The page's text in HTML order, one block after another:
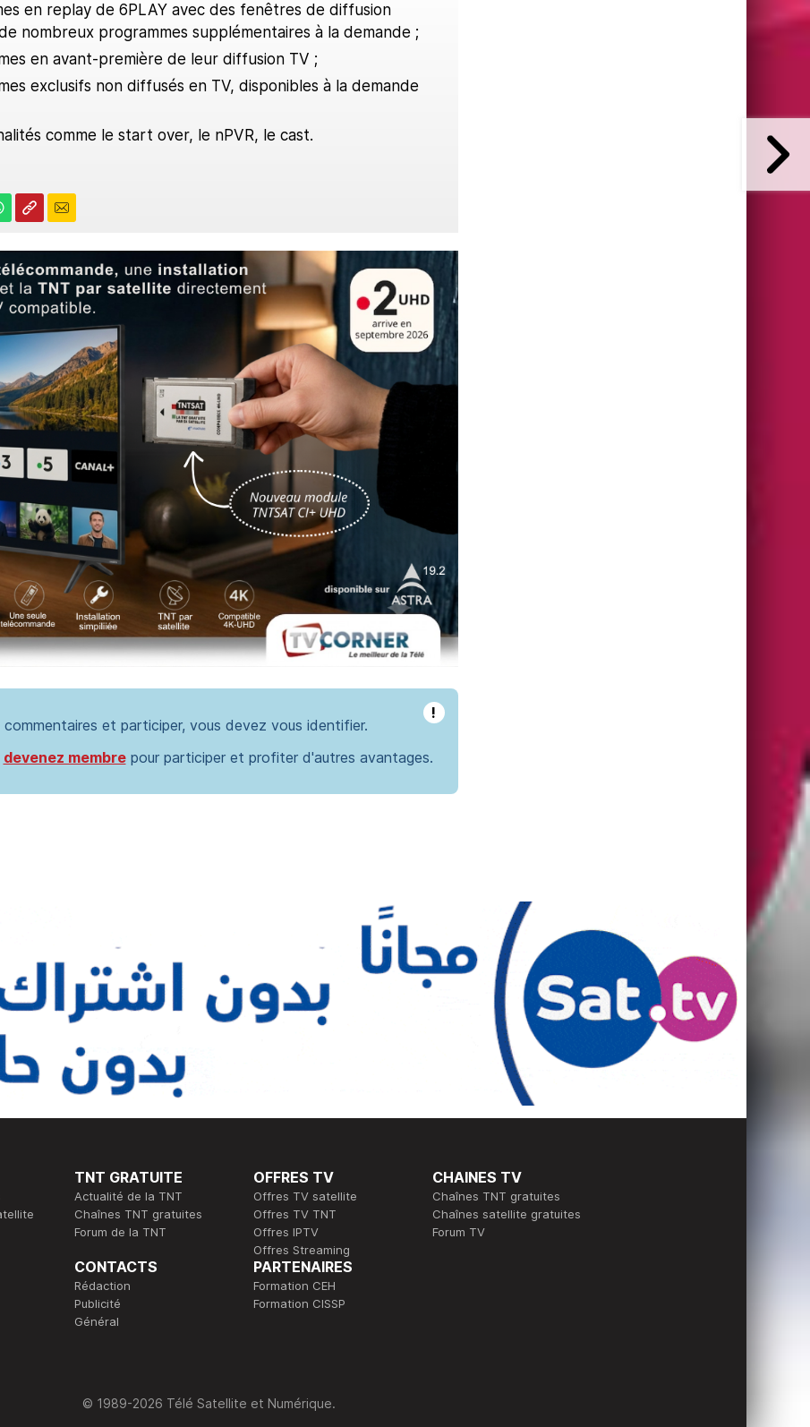
en replay de 6PLAY avec des fenêtres de diffusion
nombreux programmes supplémentaires à la demande ;
en avant-première de leur diffusion TV ;
exclusifs non diffusés en TV, disponibles à la demande
comme le start over, le nPVR, le cast.
!
commentaires et participer, vous devez vous identifier.
devenez membrepour participer et profiter d'autres avantages.
TNT GRATUITE
Actualité de la TNT
Chaînes TNT gratuites
Forum de la TNT
OFFRES TV
Offres TV satellite
Offres TV TNT
Offres IPTV
Offres Streaming
CHAINES TV
Chaînes TNT gratuites
Chaînes satellite gratuites
Forum TV
CONTACTS
Rédaction
Publicité
Général
PARTENAIRES
Formation CEH
Formation CISSP
© 1989-2026 Télé Satellite et Numérique.